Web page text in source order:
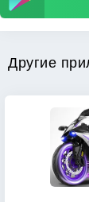
Другие